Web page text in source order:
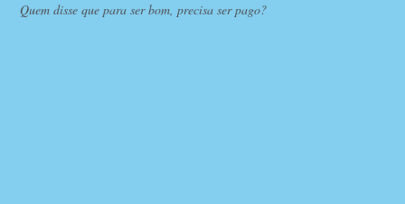
Quem disse que para ser bom, precisa ser pago?